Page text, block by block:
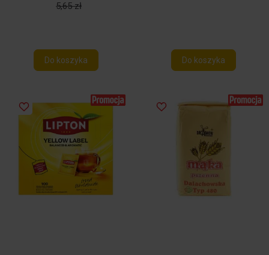
5,65 zł
Do koszyka Do koszyka